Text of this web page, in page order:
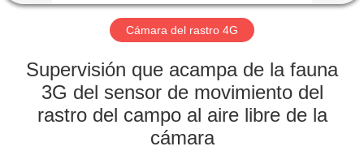
NOSOTROS
RECORRIDO
Cámara del rastro 4G
Supervisión que acampa de la fauna
3G del sensor de movimiento del
rastro del campo al aire libre de la
cámara